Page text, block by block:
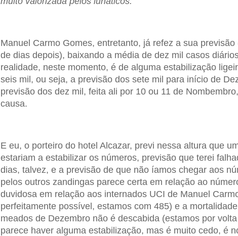
Manuel Carmo Gomes, entretanto, já refez a sua
de dias depois), baixando a média de dez mil casos
realidade, neste momento, é de alguma estabilização
seis mil, ou seja, a previsão dos sete mil para início de
previsão dos dez mil, feita ali por 10 ou 11 de
causa.
E eu, o porteiro do hotel Alcazar, previ nessa altura que
estariam a estabilizar os números, previsão que terei
dias, talvez, e a previsão de que não íamos chegar aos
pelos outros zandingas parece certa em relação ao
duvidosa em relação aos internados UCI de Manuel
perfeitamente possível, estamos com 485) e a
meados de Dezembro não é descabida (estamos por
parece haver alguma estabilização, mas é muito cedo, é